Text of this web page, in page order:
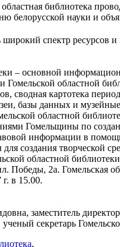
областная библиотека
науки и
широкий спектр ресурсов
– основной
Гомельской областной
сводная картотека
базы данных и
областной
Гомельщины по
информации в
создания творческой
областной
Победы, 2а. Гомельская
в 15.00.
заместитель
секретарь
,